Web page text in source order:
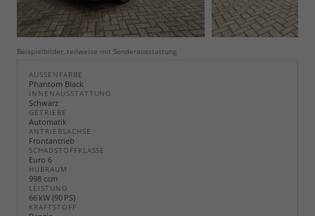
Beispielbilder, teilweise mit Sonderausstattung
AUSSENFARBE
Phantom Black
INNENAUSSTATTUNG
Schwarz
GETRIEBE
Automatik
ANTRIEBSACHSE
Frontantrieb
SCHADSTOFFKLASSE
Euro 6
HUBRAUM
998 ccm
LEISTUNG
66 kW (90 PS)
KRAFTSTOFF